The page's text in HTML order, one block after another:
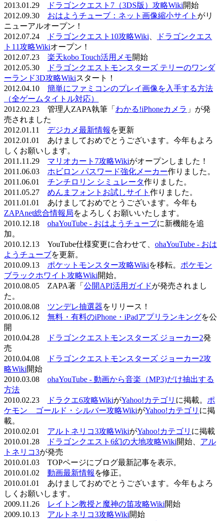
2013.01.29
ドラゴンクエスト7（3DS版）攻略Wiki開始
2012.09.30 おはようチューブ：ネット画像縮小サイト がリ
ニューアルオープン！
2012.07.24
ドラゴンクエスト10攻略Wiki
ドラゴンクエス
ト11攻略Wikiオープン！
2012.07.23 楽天kobo Touch活用メモ開始
2012.05.30
ドラゴンクエストモンスターズ テリーのワンダ
ーランド3D攻略Wikiスタート！
2012.04.10 簡単にファミコンのプレイ画像を入手する方法
（全ゲームタイトル対応）
2012.02.23 管理人ZAPA執筆「 わかる!iPhoneカメラ 」が発
売されました
2012.01.11 デジカメ最新情報 を更新
2012.01.01 あけましておめでとうございます。今年もよろ
しくお願いします。
2011.11.29 マリオカート7攻略Wikiがオープンしました！
2011.06.03 ホビロン パスワード強化メーカー作りました。
2011.06.01 チンチロリン シミュレータ作りました。
2011.05.27 めんまフォントお試しサイト 作りました。
2011.01.01 あけましておめでとうございます。今年も
ZAPAnet総合情報局をよろしくお願いいたします。
2010.12.18 ohaYouTube - おはようチューブに新機能を追
加。
2010.12.13 YouTube仕様変更に合わせて、 ohaYouTube - おは
ようチューブを更新。
2010.09.13 ポケットモンスター攻略Wikiを移転。 ポケモン
ブラックホワイト攻略Wiki開始。
2010.08.05 ZAPA著「 公開API活用ガイドが発売されまし
た。
2010.08.08 ツンデレ抽選器をリリース！
2010.06.12 無料・有料のiPhone・iPadアプリランキングを公
開
2010.04.28
ドラゴンクエストモンスターズ ジョーカー2発
売
2010.04.08
ドラゴンクエストモンスターズ ジョーカー2攻
略Wiki開始
2010.03.08 ohaYouTube - 動画から音楽（MP3)だけ抽出する
方法
2010.02.23
ドラクエ6攻略WikiがYahoo!カテゴリ に掲載。 ポ
ケモン ゴールド・シルバー攻略WikiがYahoo!カテゴリ に掲
載。
2010.02.01 アルトネリコ3攻略WikiがYahoo!カテゴリ に掲載
2010.01.28
ドラゴンクエスト6幻の大地攻略Wiki開始、 アル
トネリコ3が発売
2010.01.03 TOPページにブログ最新記事を表示。
2010.01.02 動画最新情報 を修正。
2010.01.01 あけましておめでとうございます。今年もよろ
しくお願いします。
2009.11.26
レイトン教授と魔神の笛攻略Wiki開始
2009.10.13 アルトネリコ3攻略Wiki開始